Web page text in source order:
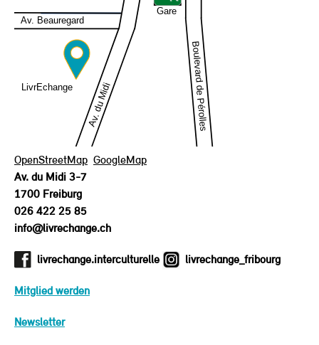
OpenStreetMap GoogleMap
Av. du Midi 3-7
1700 Freiburg
026 422 25 85
info@livrechange.ch
livrechange.interculturelle livrechange_fribourg
Mitglied werden
Newsletter